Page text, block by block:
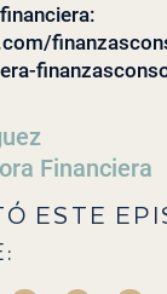
Financiera
ESTE